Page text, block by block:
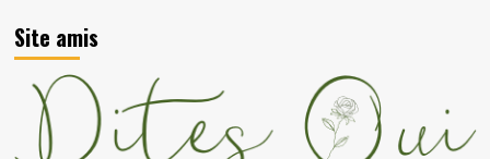
Site amis